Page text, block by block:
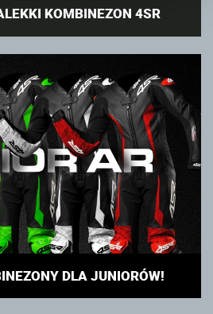
KOMBINEZON 4SR
DLA JUNIORÓW!